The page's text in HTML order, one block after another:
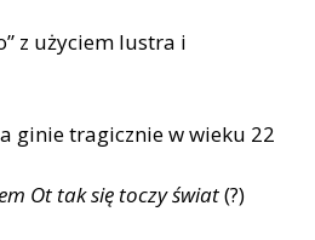
z użyciem lustra i
ginie tragicznie w wieku 22
Ot tak się toczy świat(?)